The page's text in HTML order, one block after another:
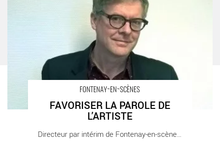
FONTENAY~EN~SCÈNES
FAVORISER LA PAROLE DE
L’ARTISTE
Directeur par intérim de Fontenay-en-scènes [...]